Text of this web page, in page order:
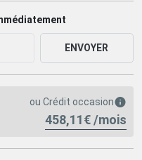
ENVOYER
ou Crédit occasion
458,11€ /mois